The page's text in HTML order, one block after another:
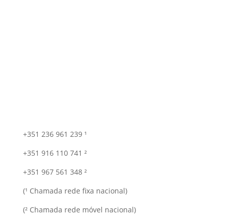
+351 236 961 239 ¹
+351 916 110 741 ²
+351 967 561 348 ²
(¹ Chamada rede fixa nacional)
(² Chamada rede móvel nacional)